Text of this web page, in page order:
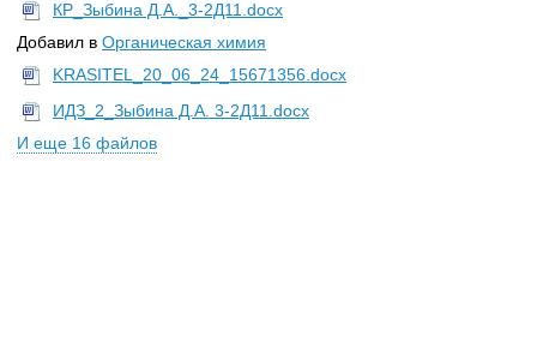
КР_Зыбина Д.А._3-2Д11.docx
Добавил в Органическая химия
KRASITEL_20_06_24_15671356.docx
ИДЗ_2_Зыбина Д.А. 3-2Д11.docx
И еще 16 файлов